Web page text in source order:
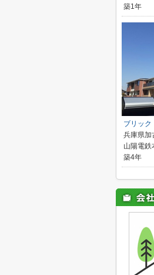
築1年
ブリッ
兵庫県加
山陽電鉄
築4年